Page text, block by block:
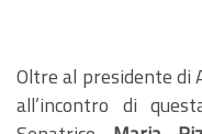
Oltre al presidente di
all’incontro di